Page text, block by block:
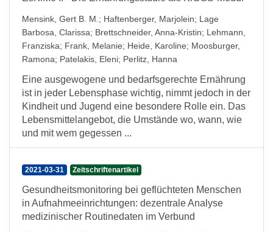
Mensink, Gert B. M. ; Haftenberger, Marjolein; Lage
Barbosa, Clarissa; Brettschneider, Anna-Kristin; Lehmann,
Franziska; Frank, Melanie; Heide, Karoline; Moosburger,
Ramona; Patelakis, Eleni; Perlitz, Hanna
Eine ausgewogene und bedarfsgerechte Ernährung
ist in jeder Lebensphase wichtig, nimmt jedoch in der
Kindheit und Jugend eine besondere Rolle ein. Das
Lebensmittelangebot, die Umstände wo, wann, wie
und mit wem gegessen ...
2021-03-31 Zeitschriftenartikel
Gesundheitsmonitoring bei geflüchteten Menschen
in Aufnahmeeinrichtungen: dezentrale Analyse
medizinischer Routinedaten im Verbund